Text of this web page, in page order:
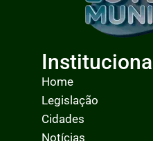
Institucional
Home
Legislação
Cidades
Notícias